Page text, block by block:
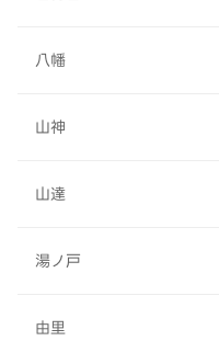
八幡
山神
山達
湯ノ戸
由里